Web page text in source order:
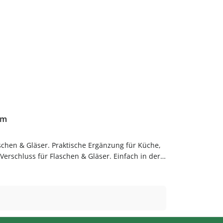
& Gläser. Praktische Ergänzung für Küche,
für Flaschen & Gläser. Einfach in der
Schraubverschlüsse bequem online bei